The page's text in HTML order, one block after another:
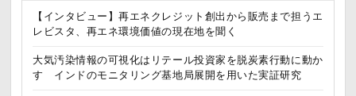
【インタビュー】再エネクレジット創出から販売まで担うエ
レビスタ、再エネ環境価値の現在地を聞く
大気汚染情報の可視化はリテール投資家を脱炭素行動に動か
す インドのモニタリング基地局展開を用いた実証研究